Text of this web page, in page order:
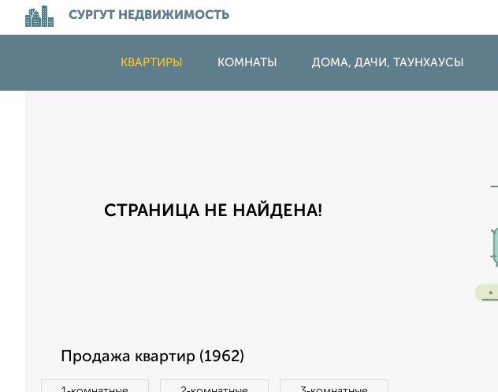
СУРГУТ НЕДВИЖИМОСТЬ
КВАРТИРЫ КОМНАТЫ ДОМА, ДАЧИ, ТАУНХАУСЫ
СТРАНИЦА НЕ НАЙДЕНА!
Продажа квартир (1962)